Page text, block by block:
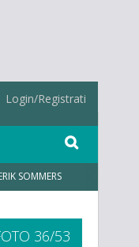
Login/Registrati
SOMMERS
36/53